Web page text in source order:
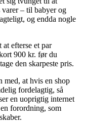
varer – til babyer og
og endda nogle
efterse et par
900 kr. før du
den skarpeste pris.
med, at hvis en shop
fordelagtig, så
en uoprigtig internet
forordning, som